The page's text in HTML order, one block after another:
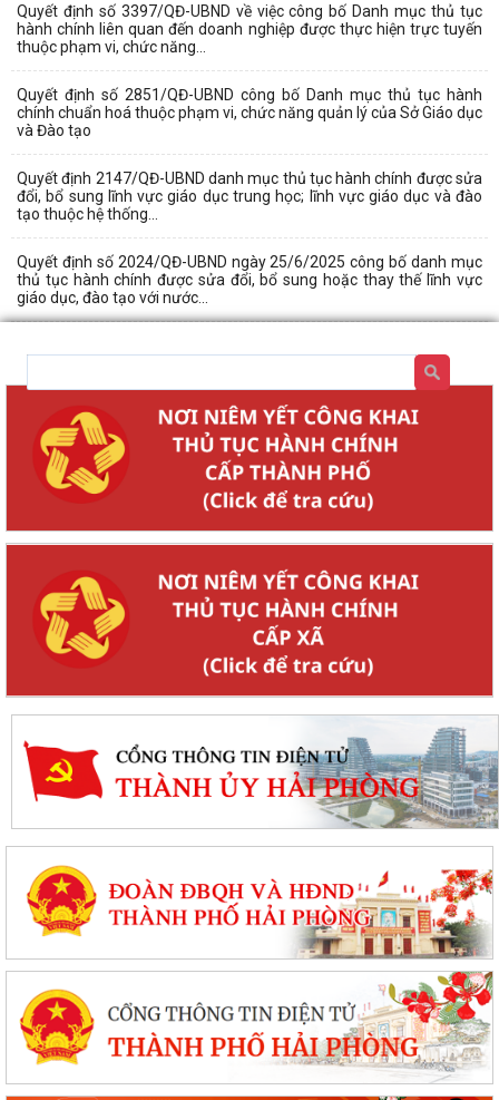
Quyết định số 3397/QĐ-UBND về việc công bố Danh mục thủ tục
hành chính liên quan đến doanh nghiệp được thực hiện trực tuyến
thuộc phạm vi, chức năng...
Quyết định số 2851/QĐ-UBND công bố Danh mục thủ tục hành
chính chuẩn hoá thuộc phạm vi, chức năng quản lý của Sở Giáo dục
và Đào tạo
Quyết định 2147/QĐ-UBND danh mục thủ tục hành chính được sửa
đổi, bổ sung lĩnh vực giáo dục trung học; lĩnh vực giáo dục và đào
tạo thuộc hệ thống...
Quyết định số 2024/QĐ-UBND ngày 25/6/2025 công bố danh mục
thủ tục hành chính được sửa đổi, bổ sung hoặc thay thế lĩnh vực
giáo dục, đào tạo với nước...